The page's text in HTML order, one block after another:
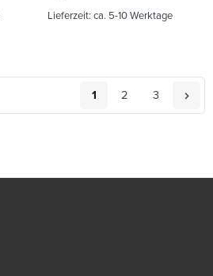
Lieferzeit: ca. 5-10 Werktage
1 2 3